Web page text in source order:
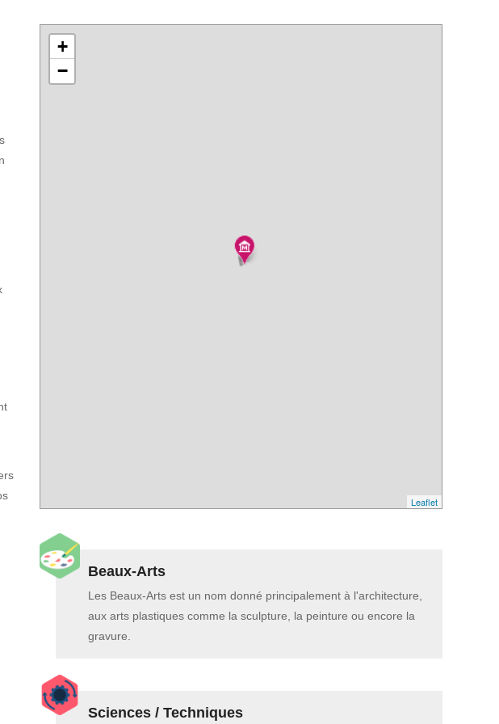
+
−
Leaflet
Beaux-Arts
Les Beaux-Arts est un nom donné principalement à l'architecture,
aux arts plastiques comme la sculpture, la peinture ou encore la
gravure.
Sciences / Techniques